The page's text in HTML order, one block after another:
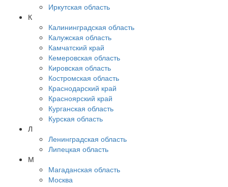
Иркутская область
К
Калининградская область
Калужская область
Камчатский край
Кемеровская область
Кировская область
Костромская область
Краснодарский край
Красноярский край
Курганская область
Курская область
Л
Ленинградская область
Липецкая область
М
Магаданская область
Москва